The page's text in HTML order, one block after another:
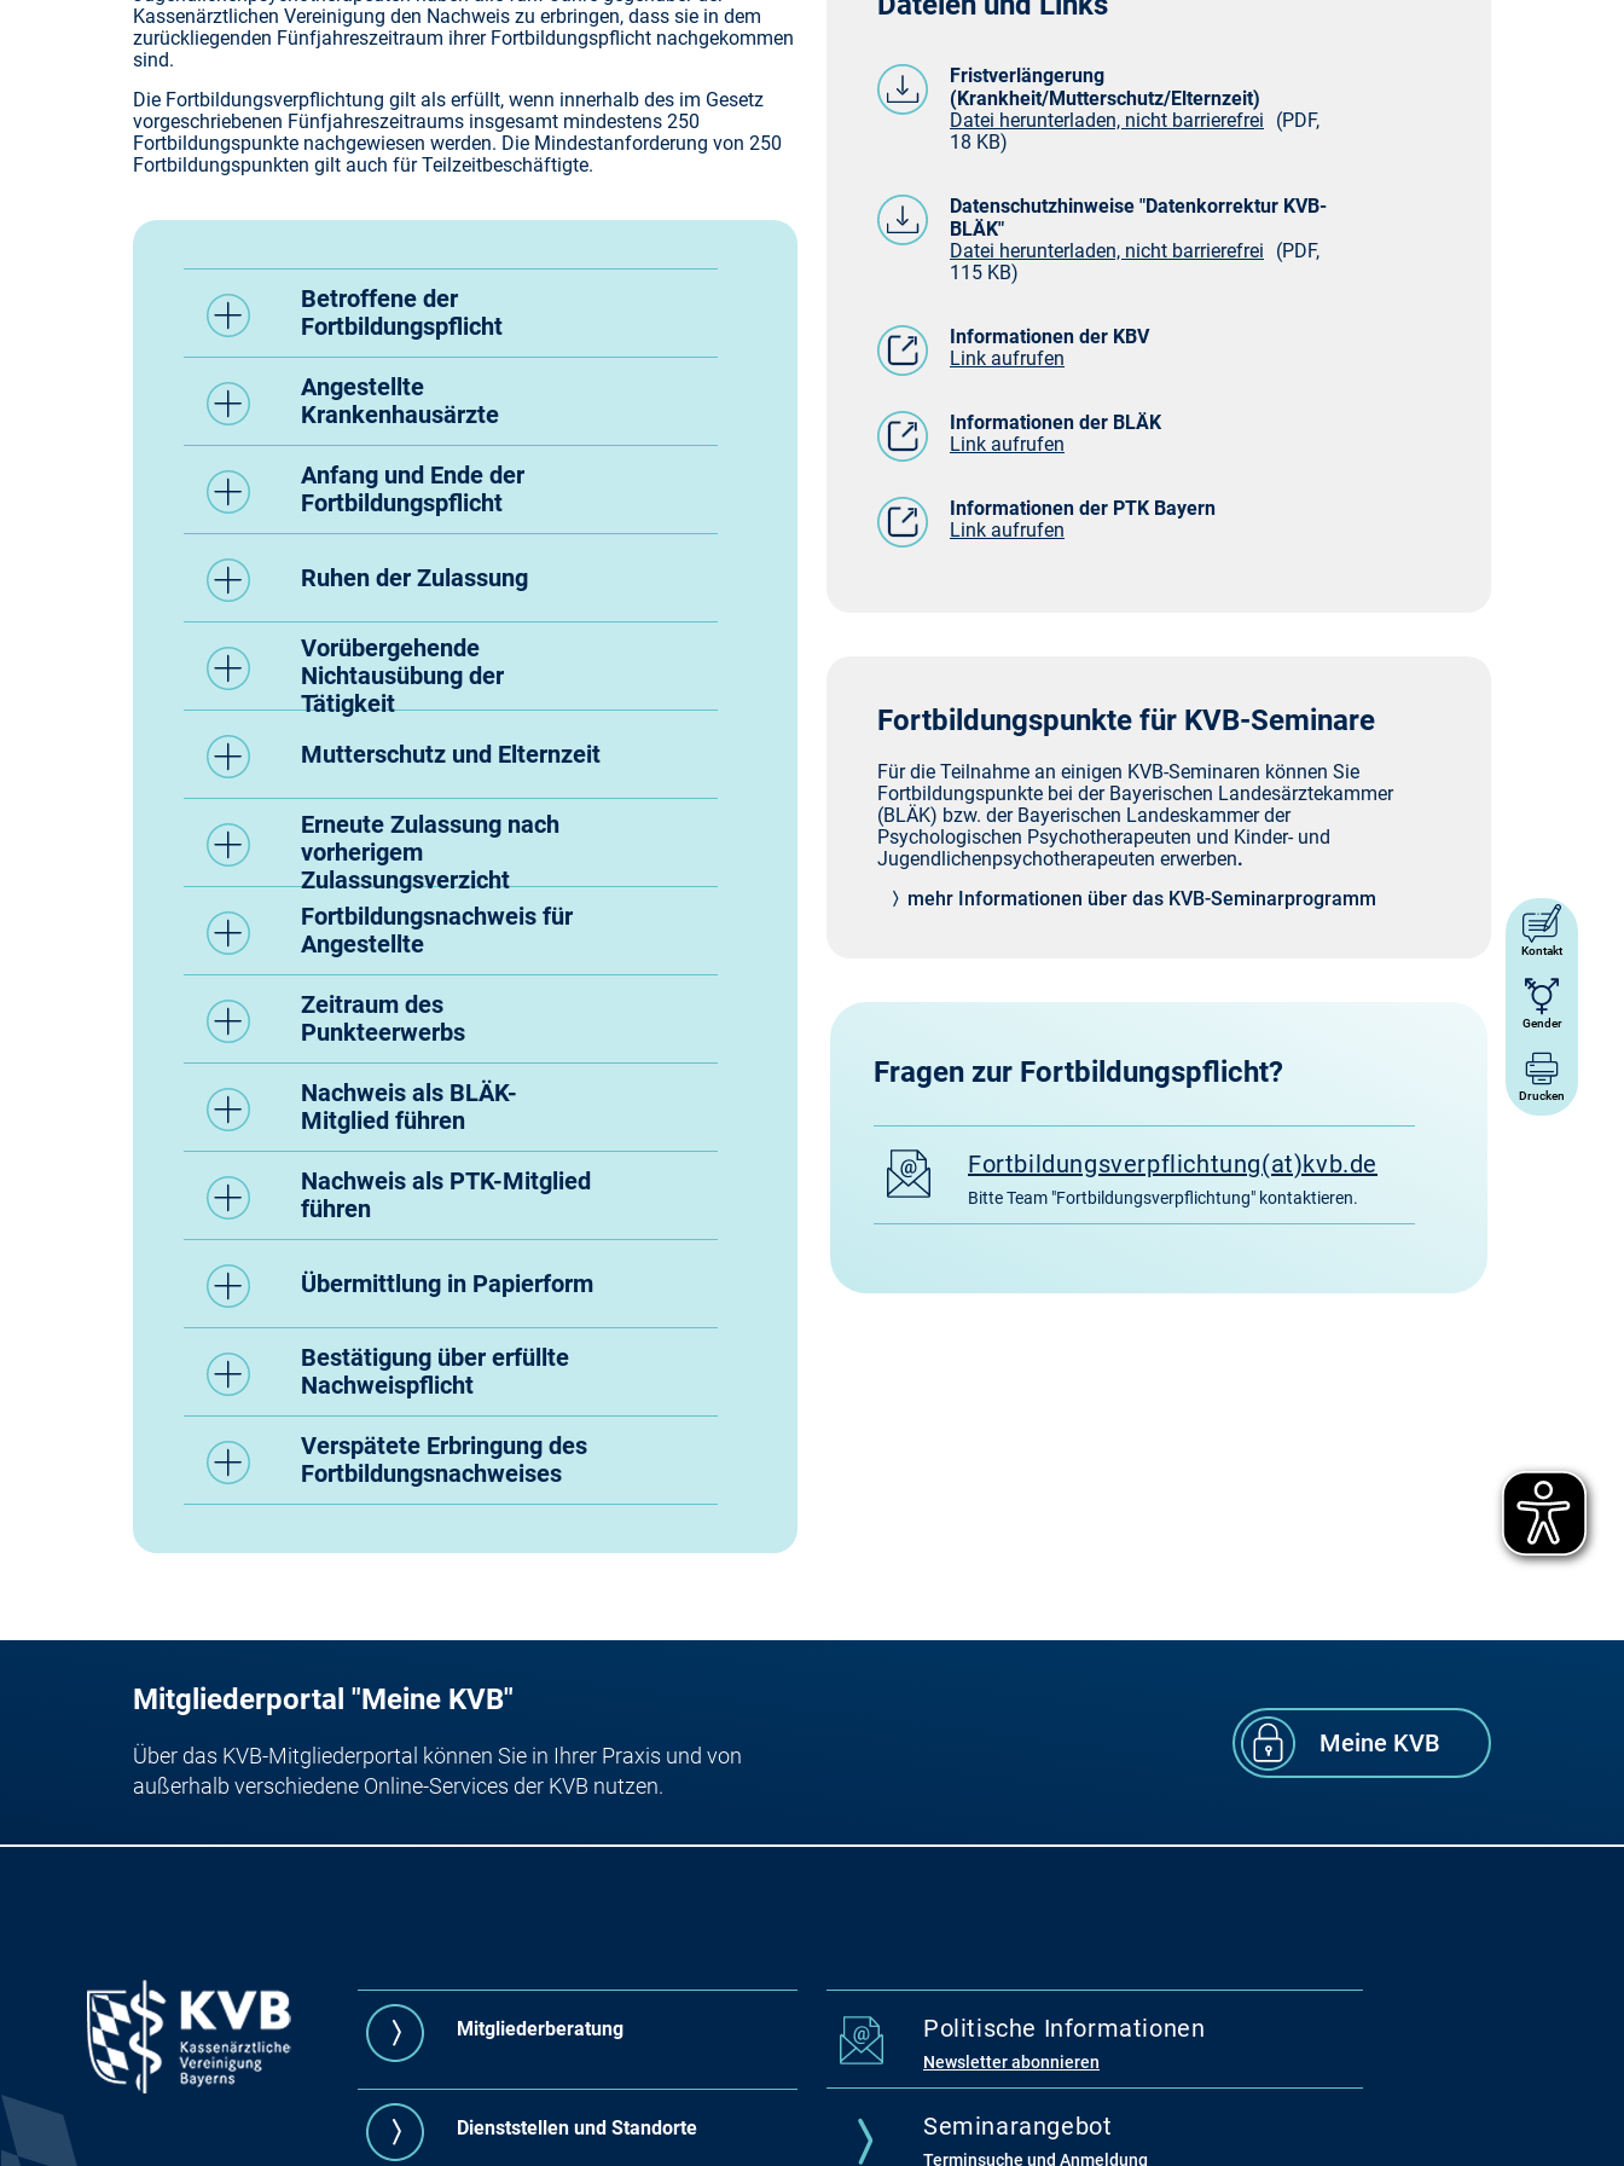
Fortbildungsangebot
Infektionsschutz
IT, Online-Services, TI
Service
KVB Pro Service
Nichtärztliche Praxisassistenz
Sprechstundenbedarf Notarztdienst
Praxisnetze
Psychotherapie
Qualitätssicherung
Kassenärztlichen Vereinigung den Nachweis zu erbringen, dass sie in dem
zurückliegenden Fünfjahreszeitraum ihrer Fortbildungspflicht nachgekommen
sind.
Die Fortbildungsverpflichtung gilt als erfüllt, wenn innerhalb des im Gesetz
vorgeschriebenen Fünfjahreszeitraums insgesamt mindestens 250
Fortbildungspunkte nachgewiesen werden. Die Mindestanforderung von 250
Fortbildungspunkten gilt auch für Teilzeitbeschäftigte.
Betroffene der
Fortbildungspflicht
Angestellte
Krankenhausärzte
Anfang und Ende der
Fortbildungspflicht
Ruhen der Zulassung
Vorübergehende
Nichtausübung der
Tätigkeit
Mutterschutz und Elternzeit
Erneute Zulassung nach
vorherigem
Zulassungsverzicht
Fortbildungsnachweis für
Angestellte
Zeitraum des
Punkteerwerbs
Nachweis als BLÄK-
Mitglied führen
Nachweis als PTK-Mitglied
führen
Übermittlung in Papierform
Bestätigung über erfüllte
Nachweispflicht
Verspätete Erbringung des
Fortbildungsnachweises
Fristverlängerung
(Krankheit/Mutterschutz/Elternzeit)
Datei herunterladen, nicht barrierefrei
(PDF,
18 KB)
Datenschutzhinweise "Datenkorrektur KVB-
BLÄK"
Datei herunterladen, nicht barrierefrei
(PDF,
115 KB)
Informationen der KBV
Link aufrufen
Informationen der BLÄK
Link aufrufen
Informationen der PTK Bayern
Link aufrufen
Fortbildungspunkte für KVB-Seminare
Für die Teilnahme an einigen KVB-Seminaren können Sie
Fortbildungspunkte bei der Bayerischen Landesärztekammer
(BLÄK) bzw. der Bayerischen Landeskammer der
Psychologischen Psychotherapeuten und Kinder- und
Jugendlichenpsychotherapeuten erwerben.
mehr Informationen über das KVB-Seminarprogramm
Fragen zur Fortbildungspflicht?
Fortbildungsverpflichtung(at)kvb.de
Bitte Team "Fortbildungsverpflichtung" kontaktieren.
Mitgliederportal "Meine KVB"
Über das KVB-Mitgliederportal können Sie in Ihrer Praxis und von
außerhalb verschiedene Online-Services der KVB nutzen.
Meine KVB
Mitgliederberatung
Dienststellen und Standorte
Politische Informationen
Newsletter abonnieren
Seminarangebot
Terminsuche und Anmeldung
Kontakt
Gender
Drucken